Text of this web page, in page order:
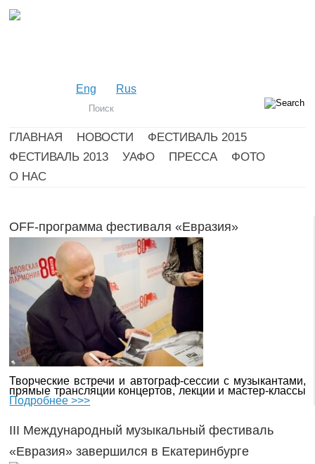
Eng Rus
ГЛАВНАЯ НОВОСТИ
ФЕСТИВАЛЬ 2015
ФЕСТИВАЛЬ 2013
УАФО ПРЕССА
ФОТО
О НАС
OFF-программа фестиваля «Евразия»
Творческие встречи и автограф-сессии с музыкантами,
прямые трансляции концертов, лекции и мастер-классы
Подробнее >>>
III Международный музыкальный фестиваль
«Евразия» завершился в Екатеринбурге